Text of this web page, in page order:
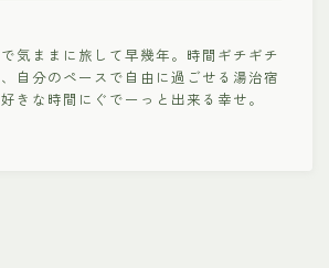
気ままに旅して早幾年。時間ギチギチ
自分のペースで自由に過ごせる湯治宿
きな時間にぐでーっと出来る幸せ。